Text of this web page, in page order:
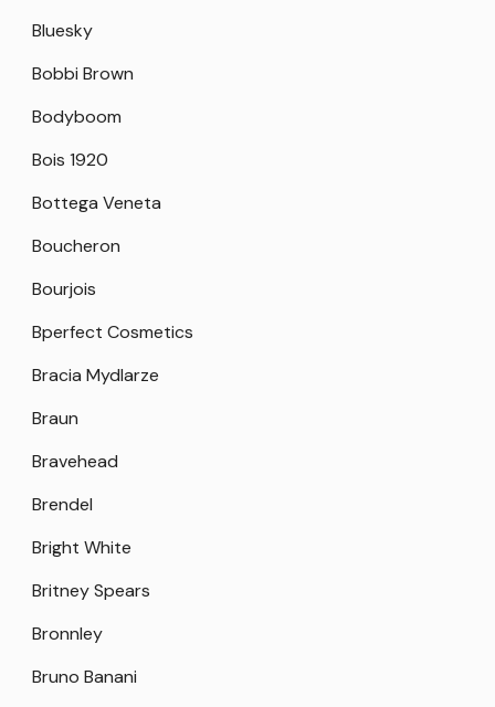
Bluesky
Bobbi Brown
Bodyboom
Bois 1920
Bottega Veneta
Boucheron
Bourjois
Bperfect Cosmetics
Bracia Mydlarze
Braun
Bravehead
Brendel
Bright White
Britney Spears
Bronnley
Bruno Banani